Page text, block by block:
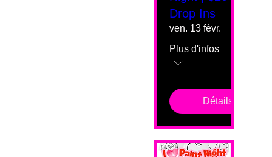
Drop Ins
ven. 13 févr.
Plus d'infos
Détails